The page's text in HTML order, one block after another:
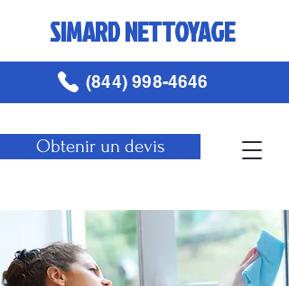
SIMARD NETTOYAGE
Obtenir un devis
(844) 998-4646